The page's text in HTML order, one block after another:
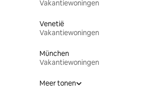
Vakantiewoningen
Venetië
Vakantiewoningen
München
Vakantiewoningen
Meer tonen